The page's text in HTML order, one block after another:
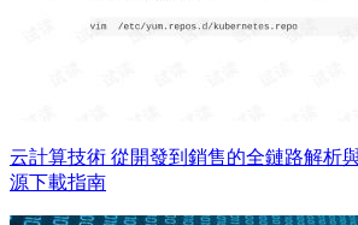
云計算技術 從開發到銷售的全鏈路解析
源下載指南